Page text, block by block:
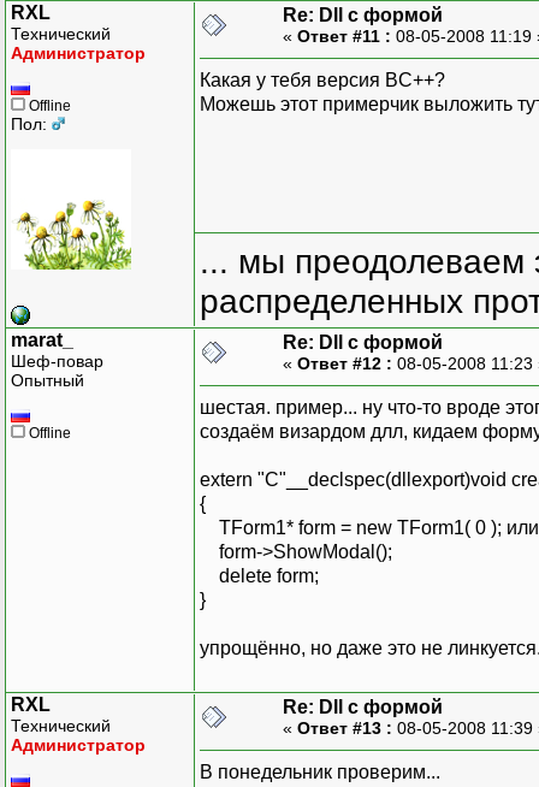
RXL
Технический
Администратор
Offline
Пол:
Re: Dll с формой
« Ответ #11 : 08-05-2008
Какая у тебя версия BC++?
Можешь этот примерчик выложить
... мы преодолеваем
распределенных
marat_
Шеф-повар
Опытный
Offline
Re: Dll с формой
« Ответ #12 : 08-05-2008
шестая. пример... ну что-то вроде
создаём визардом длл, кидаем
extern "C"__declspec(dllexport)void
{
TForm1* form = new TForm1( 0 );
form->ShowModal();
delete form;
}
упрощённо, но даже это не
RXL
Технический
Администратор
Re: Dll с формой
« Ответ #13 : 08-05-2008
В понедельник проверим...